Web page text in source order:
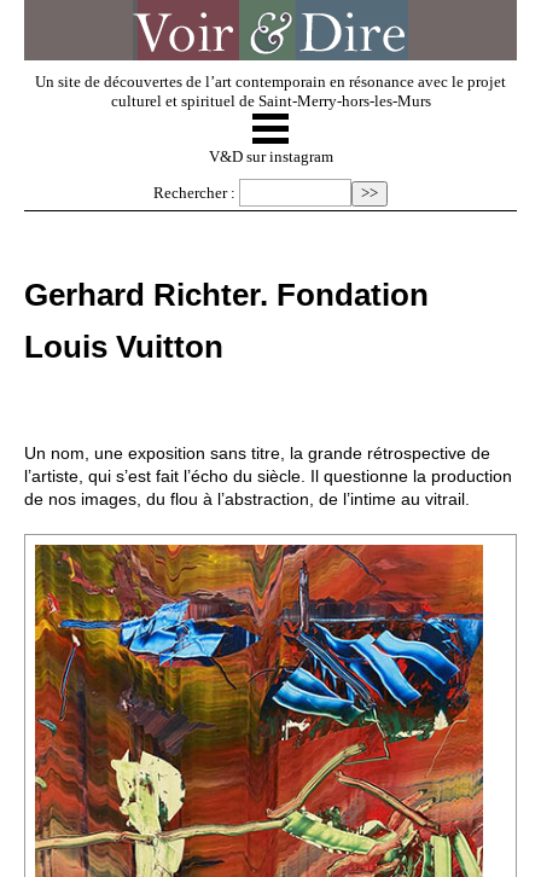
Un site de découvertes de l’art contemporain en résonance avec le projet
culturel et spirituel de Saint-Merry-hors-les-Murs
V & D
Exposer
Dossiers
Événements
Sacré
Cousinages
☰
V&D sur instagram
Rechercher :
Gerhard Richter. Fondation
Louis Vuitton
Un nom, une exposition sans titre, la grande rétrospective de
l’artiste, qui s’est fait l’écho du siècle. Il questionne la production
de nos images, du flou à l’abstraction, de l’intime au vitrail.